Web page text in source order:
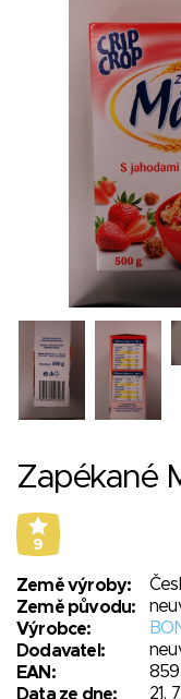
Zapékané
9
Země výroby:
Země původu:
Výrobce:
Dodavatel:
EAN:
Data ze dne:
21.